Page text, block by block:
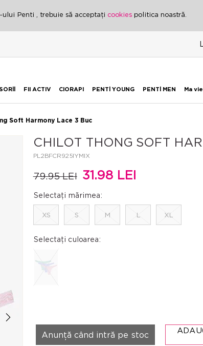
Penti , trebuie să acceptați cookies politica noastră.
FII ACTIV CIORAPI PENTİ YOUNG PENTİ MEN Ma
Soft Harmony Lace 3 Buc
CHILOT THONG SOFT
PL2BFCR925IYMIX
79.95 LEI 31.98 LEI
Selectați mărimea:
XS S M L XL
Selectați culoarea:
Anunță când intră pe stoc